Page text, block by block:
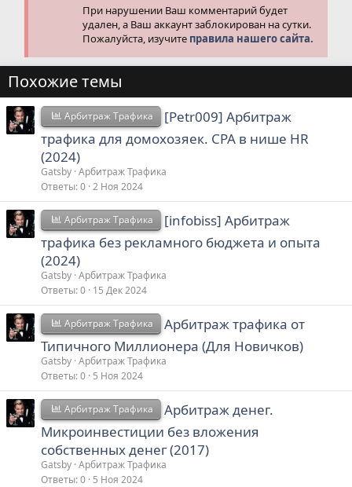
При нарушении Ваш комментарий будет
удален, а Ваш аккаунт заблокирован на сутки.
Пожалуйста, изучите правила нашего сайта.
Похожие темы
Арбитраж Трафика
[Petr009] Арбитраж
трафика для домохозяек. CPA в нише HR
(2024)
Gatsby Арбитраж Трафика
Ответы 0 2 Ноя 2024
Арбитраж Трафика
[infobiss] Арбитраж
трафика без рекламного бюджета и опыта
(2024)
Gatsby Арбитраж Трафика
Ответы 0 15 Дек 2024
Арбитраж Трафика
Арбитраж трафика от
Типичного Миллионера (Для Новичков)
Gatsby Арбитраж Трафика
Ответы 0 5 Ноя 2024
Арбитраж Трафика
Арбитраж денег.
Микроинвестиции без вложения
собственных денег (2017)
Gatsby Арбитраж Трафика
Ответы 0 5 Ноя 2024